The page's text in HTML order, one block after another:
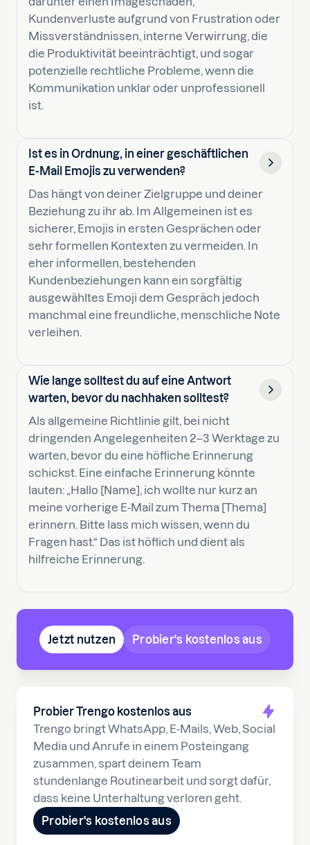
Probier Trengo kostenlos aus
Trengo bringt WhatsApp, E-Mails, Web, Social
Media und Anrufe in einem Posteingang
zusammen, spart deinem Team
stundenlange Routinearbeit und sorgt dafür,
dass keine Unterhaltung verloren geht.
Probier's kostenlos aus
Kundenverluste aufgrund von Frustration oder
Missverständnissen, interne Verwirrung, die
die Produktivität beeinträchtigt, und sogar
potenzielle rechtliche Probleme, wenn die
Kommunikation unklar oder unprofessionell
ist.
Ist es in Ordnung, in einer geschäftlichen
E-Mail Emojis zu verwenden?
Das hängt von deiner Zielgruppe und deiner
Beziehung zu ihr ab. Im Allgemeinen ist es
sicherer, Emojis in ersten Gesprächen oder
sehr formellen Kontexten zu vermeiden. In
eher informellen, bestehenden
Kundenbeziehungen kann ein sorgfältig
ausgewähltes Emoji dem Gespräch jedoch
manchmal eine freundliche, menschliche Note
verleihen.
Wie lange solltest du auf eine Antwort
warten, bevor du nachhaken solltest?
Als allgemeine Richtlinie gilt, bei nicht
dringenden Angelegenheiten 2–3 Werktage zu
warten, bevor du eine höfliche Erinnerung
schickst. Eine einfache Erinnerung könnte
lauten: „Hallo [Name], ich wollte nur kurz an
meine vorherige E-Mail zum Thema [Thema]
erinnern. Bitte lass mich wissen, wenn du
Fragen hast.“ Das ist höflich und dient als
hilfreiche Erinnerung.
Jetzt nutzen Probier's kostenlos aus